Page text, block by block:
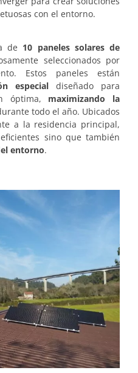
con el entorno.
de 10 paneles solares de
seleccionados por
Estos paneles están
especialdiseñado para
óptima, maximizando la
todo el año. Ubicados
a la residencia principal,
sino que también
entorno.